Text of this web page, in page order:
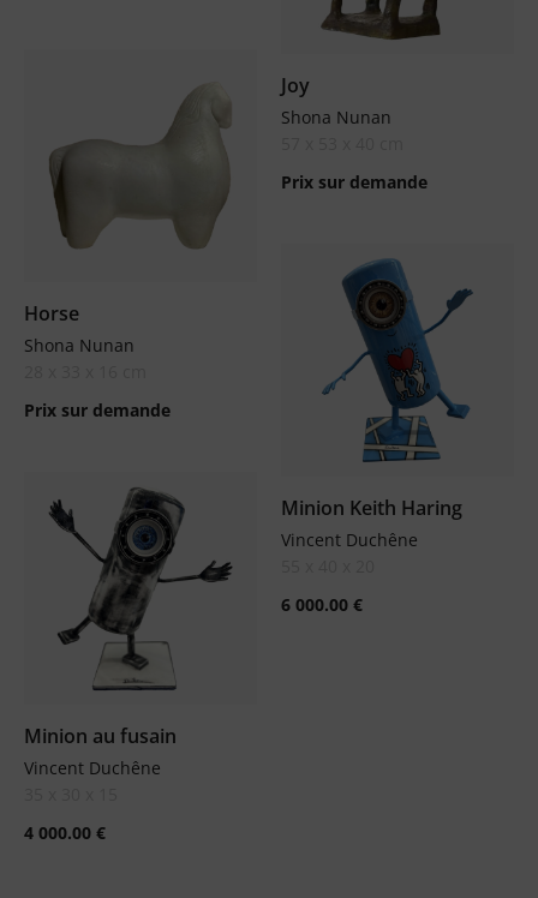
Joy
Shona Nunan
Prix sur demande
Horse
Shona Nunan
Prix sur demande
Minion Keith Haring
Vincent Duchêne
6 000.00 €
Minion au fusain
Vincent Duchêne
4 000.00 €